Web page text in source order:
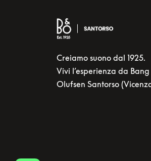
Creiamo suono dal 1925.
Vivi l’esperienza da
Olufsen Santorso